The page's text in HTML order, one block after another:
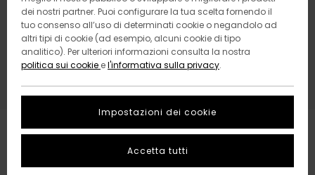
la tua ricerca.
Nessun problema! Prova con altre parole chiave o esplora le
nostre categorie per trovare ciò che cerchi.
dei nostri partner. Puoi configurare la tua scelta fornendo il
tuo consenso all’uso di determinati cookie o negandolo ad
altri tipi di cookie (ad esempio, alcuni cookie di tipo
analitico). Per ulteriori informazioni consulta la nostra
politica sui cookie el'informativa sulla privacy.
Impostazioni dei cookie
Accetta tutti